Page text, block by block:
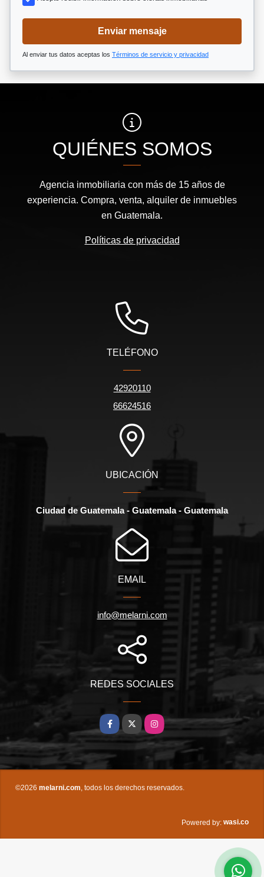
Enviar mensaje
Al enviar tus datos aceptas los Términos de servicio y privacidad
QUIÉNES SOMOS
Agencia inmobiliaria con más de 15 años de
experiencia. Compra, venta, alquiler de inmuebles
en Guatemala.
Políticas de privacidad
TELÉFONO
42920110
66624516
UBICACIÓN
Ciudad de Guatemala - Guatemala - Guatemala
EMAIL
info@melarni.com
REDES SOCIALES
Facebook
X Instagram
©2026 melarni.com, todos los derechos reservados.
Powered by: wasi.co